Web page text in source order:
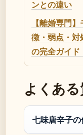
ンとの違い
【離婚専門
徴・弱点・対
の完全ガイド
よくあ
七味唐辛子の